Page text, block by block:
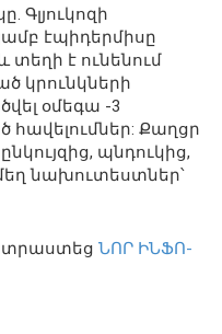
Գլյուկոզի
էպիդերմիսը
տեղի է ունենում
կրունկների
օմեգա -3
Քաղցր
պնդուկից,
նախուտեստներ՝
ՆՈՐ ԻՆՖՈ-